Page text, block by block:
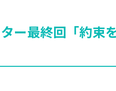
ー最終回「約束